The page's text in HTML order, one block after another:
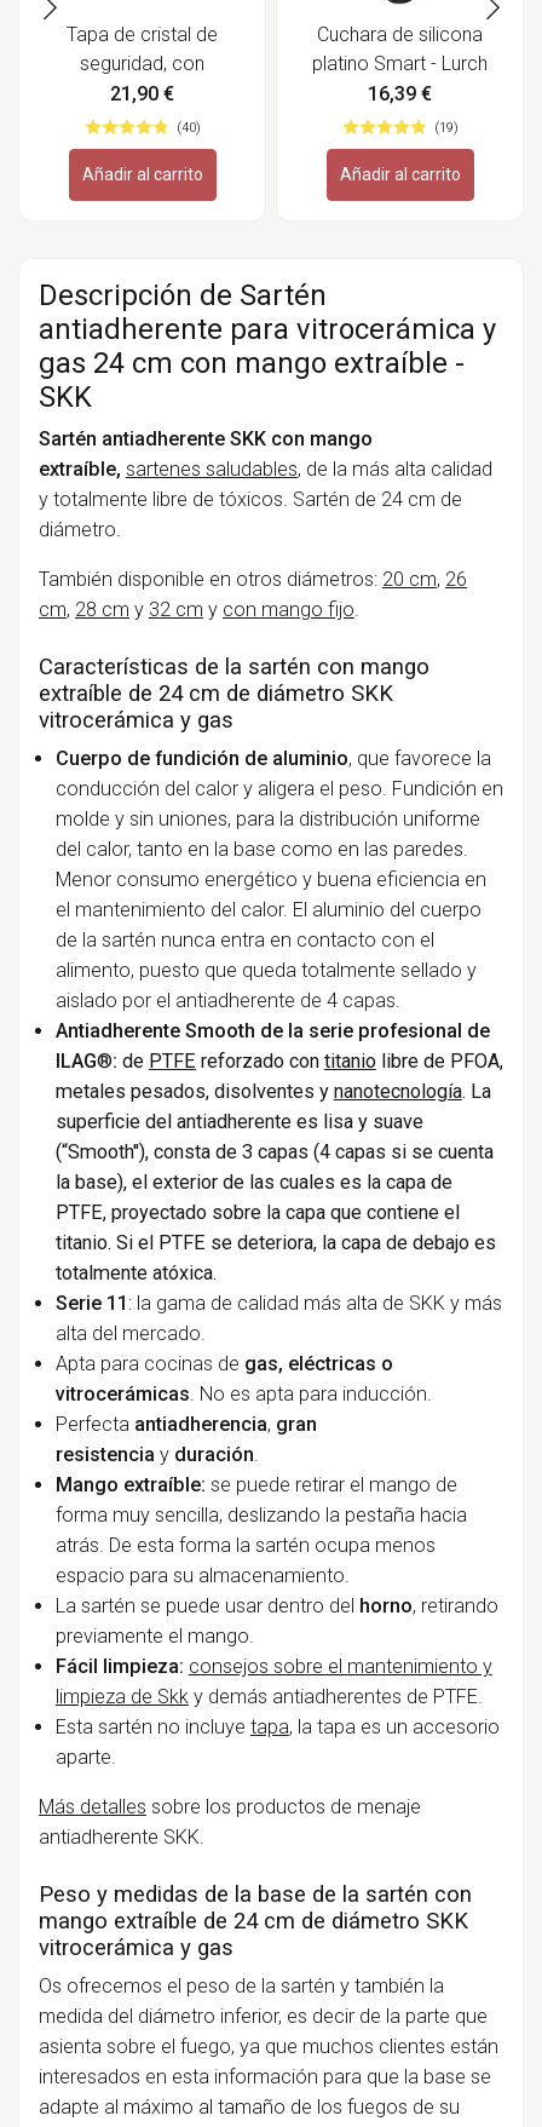
Tapa de cristal de
seguridad, con
regulador de vapor -
SKK
21,90 €
(40)
Añadir al carrito
Cuchara de silicona
platino Smart - Lurch
16,39 €
(19)
Añadir al carrito
Descripción de Sartén
antiadherente para vitrocerámica y
gas 24 cm con mango extraíble -
SKK
Sartén antiadherente SKK con mango
extraíble, sartenes saludables, de la más alta calidad
y totalmente libre de tóxicos. Sartén de 24 cm de
diámetro.
También disponible en otros diámetros: 20 cm, 26
cm, 28 cm y 32 cm y con mango fijo.
Características de la sartén con mango
extraíble de 24 cm de diámetro SKK
vitrocerámica y gas
Cuerpo de fundición de aluminio, que favorece la
conducción del calor y aligera el peso. Fundición en
molde y sin uniones, para la distribución uniforme
del calor, tanto en la base como en las paredes.
Menor consumo energético y buena eficiencia en
el mantenimiento del calor. El aluminio del cuerpo
de la sartén nunca entra en contacto con el
alimento, puesto que queda totalmente sellado y
aislado por el antiadherente de 4 capas.
Antiadherente Smooth de la serie profesional de
ILAG®: de PTFE reforzado con titaniolibre de PFOA,
metales pesados, disolventes y nanotecnología. La
superficie del antiadherente es lisa y suave
(“Smooth''), consta de 3 capas (4 capas si se cuenta
la base), el exterior de las cuales es la capa de
PTFE, proyectado sobre la capa que contiene el
titanio. Si el PTFE se deteriora, la capa de debajo es
totalmente atóxica.
Serie 11 : la gama de calidad más alta de SKK y más
alta del mercado.
Apta para cocinas de gas, eléctricas o
vitrocerámicas. No es apta para inducción.
Perfecta antiadherencia, gran
resistencia y duración.
Mango extraíble: se puede retirar el mango de
forma muy sencilla, deslizando la pestaña hacia
atrás. De esta forma la sartén ocupa menos
espacio para su almacenamiento.
La sartén se puede usar dentro del horno, retirando
previamente el mango.
Fácil limpieza: consejos sobre el mantenimiento y
limpieza de Skky demás antiadherentes de PTFE.
Esta sartén no incluye tapa, la tapa es un accesorio
aparte.
Más detalles sobre los productos de menaje
antiadherente SKK.
Peso y medidas de la base de la sartén con
mango extraíble de 24 cm de diámetro SKK
vitrocerámica y gas
Os ofrecemos el peso de la sartén y también la
medida del diámetro inferior, es decir de la parte que
asienta sobre el fuego, ya que muchos clientes están
interesados en esta información para que la base se
adapte al máximo al tamaño de los fuegos de su